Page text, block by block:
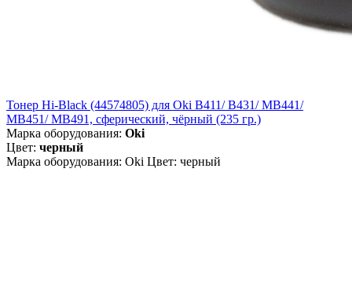
Тонер Hi-Black (44574805) для Oki B411/ B431/ MB441/
MB451/ MB491, сферический, чёрный (235 гр.)
Марка оборудования: Oki
Цвет: черный
Марка оборудования: Oki Цвет: черный